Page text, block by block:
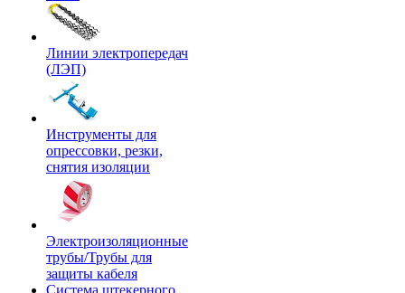
Линии электропередач
(ЛЭП)
Инструменты для
опрессовки, резки,
снятия изоляции
Электроизоляционные
трубы/Трубы для
защиты кабеля
Система штекерного